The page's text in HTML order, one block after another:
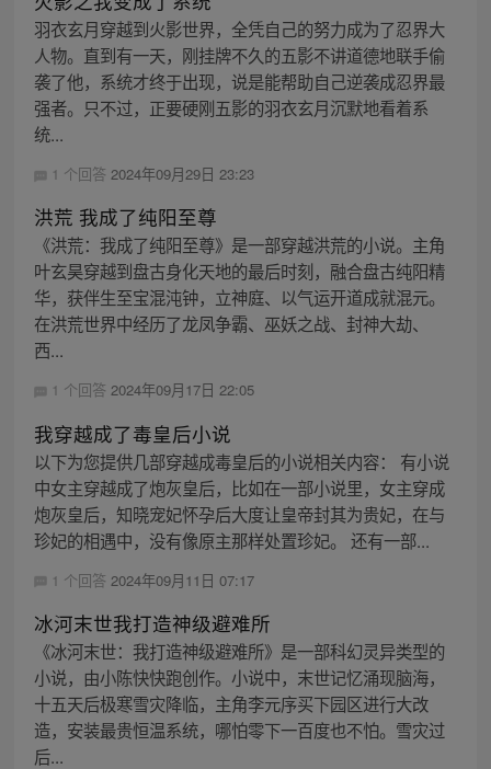
羽衣玄月穿越到火影世界，全凭自己的努力成为了忍界大
人物。直到有一天，刚挂牌不久的五影不讲道德地联手偷
袭了他，系统才终于出现，说是能帮助自己逆袭成忍界最
强者。只不过，正要硬刚五影的羽衣玄月沉默地看着系
统...
1 个回答 2024年09月29日 23:23
洪荒 我成了纯阳至尊
《洪荒：我成了纯阳至尊》是一部穿越洪荒的小说。主角
叶玄昊穿越到盘古身化天地的最后时刻，融合盘古纯阳精
华，获伴生至宝混沌钟，立神庭、以气运开道成就混元。
在洪荒世界中经历了龙凤争霸、巫妖之战、封神大劫、
西...
1 个回答 2024年09月17日 22:05
我穿越成了毒皇后小说
以下为您提供几部穿越成毒皇后的小说相关内容： 有小说
中女主穿越成了炮灰皇后，比如在一部小说里，女主穿成
炮灰皇后，知晓宠妃怀孕后大度让皇帝封其为贵妃，在与
珍妃的相遇中，没有像原主那样处置珍妃。 还有一部...
1 个回答 2024年09月11日 07:17
冰河末世我打造神级避难所
《冰河末世：我打造神级避难所》是一部科幻灵异类型的
小说，由小陈快快跑创作。小说中，末世记忆涌现脑海，
十五天后极寒雪灾降临，主角李元序买下园区进行大改
造，安装最贵恒温系统，哪怕零下一百度也不怕。雪灾过
后...